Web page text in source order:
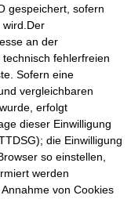
gespeichert, sofern
wird.Der
an der
fehlerfreien
Sofern eine
vergleichbaren
erfolgt
dieser Einwilligung
die Einwilligung
so einstellen,
werden
von Cookies